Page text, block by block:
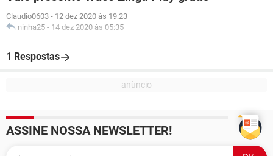
Claudio0603 - 12 dez 2020 às 19:23
ninha25 - 14 dez 2020 às 05:35
1 Respostas
ASSINE NOSSA NEWSLETTER!